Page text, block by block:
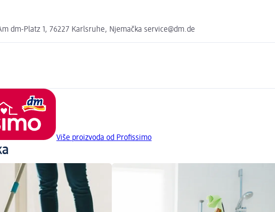
dm-Platz 1, 76227 Karlsruhe, Njemačka service@dm.de
Više proizvoda od Profissimo